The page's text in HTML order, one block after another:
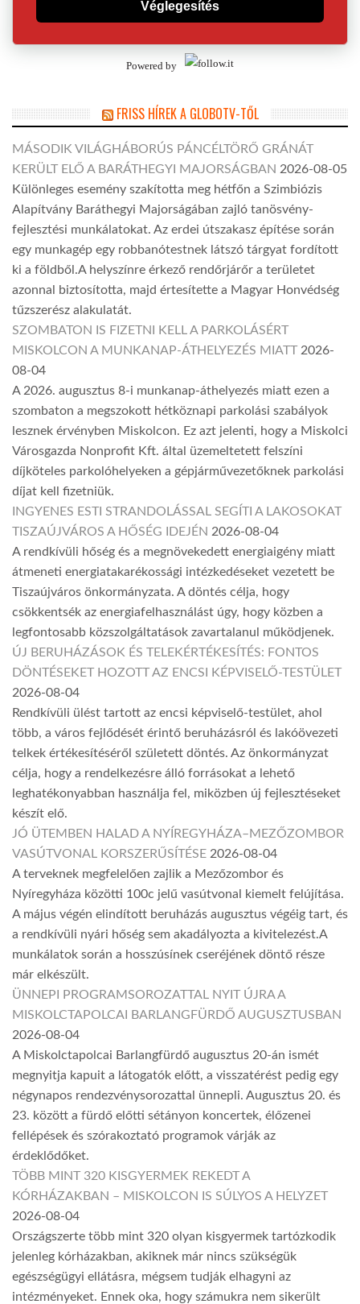
Véglegesítés
Powered by
FRISS HÍREK A GLOBOTV-TŐL
MÁSODIK VILÁGHÁBORÚS PÁNCÉLTÖRŐ GRÁNÁT
KERÜLT ELŐ A BARÁTHEGYI MAJORSÁGBAN 2026-08-05
Különleges esemény szakította meg hétfőn a Szimbiózis
Alapítvány Baráthegyi Majorságában zajló tanösvény-
fejlesztési munkálatokat. Az erdei útszakasz építése során
egy munkagép egy robbanótestnek látszó tárgyat fordított
ki a földből.A helyszínre érkező rendőrjárőr a területet
azonnal biztosította, majd értesítette a Magyar Honvédség
tűzszerész alakulatát.
SZOMBATON IS FIZETNI KELL A PARKOLÁSÉRT
MISKOLCON A MUNKANAP-ÁTHELYEZÉS MIATT 2026-
08-04
A 2026. augusztus 8-i munkanap-áthelyezés miatt ezen a
szombaton a megszokott hétköznapi parkolási szabályok
lesznek érvényben Miskolcon. Ez azt jelenti, hogy a Miskolci
Városgazda Nonprofit Kft. által üzemeltetett felszíni
díjköteles parkolóhelyeken a gépjárművezetőknek parkolási
díjat kell fizetniük.
INGYENES ESTI STRANDOLÁSSAL SEGÍTI A LAKOSOKAT
TISZAÚJVÁROS A HŐSÉG IDEJÉN 2026-08-04
A rendkívüli hőség és a megnövekedett energiaigény miatt
átmeneti energiatakarékossági intézkedéseket vezetett be
Tiszaújváros önkormányzata. A döntés célja, hogy
csökkentsék az energiafelhasználást úgy, hogy közben a
legfontosabb közszolgáltatások zavartalanul működjenek.
ÚJ BERUHÁZÁSOK ÉS TELEKÉRTÉKESÍTÉS: FONTOS
DÖNTÉSEKET HOZOTT AZ ENCSI KÉPVISELŐ-TESTÜLET
2026-08-04
Rendkívüli ülést tartott az encsi képviselő-testület, ahol
több, a város fejlődését érintő beruházásról és lakóövezeti
telkek értékesítéséről született döntés. Az önkormányzat
célja, hogy a rendelkezésre álló forrásokat a lehető
leghatékonyabban használja fel, miközben új fejlesztéseket
készít elő.
JÓ ÜTEMBEN HALAD A NYÍREGYHÁZA–MEZŐZOMBOR
VASÚTVONAL KORSZERŰSÍTÉSE 2026-08-04
A terveknek megfelelően zajlik a Mezőzombor és
Nyíregyháza közötti 100c jelű vasútvonal kiemelt felújítása.
A május végén elindított beruházás augusztus végéig tart, és
a rendkívüli nyári hőség sem akadályozta a kivitelezést.A
munkálatok során a hosszúsínek cseréjének döntő része
már elkészült.
ÜNNEPI PROGRAMSOROZATTAL NYIT ÚJRA A
MISKOLCTAPOLCAI BARLANGFÜRDŐ AUGUSZTUSBAN
2026-08-04
A Miskolctapolcai Barlangfürdő augusztus 20-án ismét
megnyitja kapuit a látogatók előtt, a visszatérést pedig egy
négynapos rendezvénysorozattal ünnepli. Augusztus 20. és
23. között a fürdő előtti sétányon koncertek, élőzenei
fellépések és szórakoztató programok várják az
érdeklődőket.
TÖBB MINT 320 KISGYERMEK REKEDT A
KÓRHÁZAKBAN – MISKOLCON IS SÚLYOS A HELYZET
2026-08-04
Országszerte több mint 320 olyan kisgyermek tartózkodik
jelenleg kórházakban, akiknek már nincs szükségük
egészségügyi ellátásra, mégsem tudják elhagyni az
intézményeket. Ennek oka, hogy számukra nem sikerült